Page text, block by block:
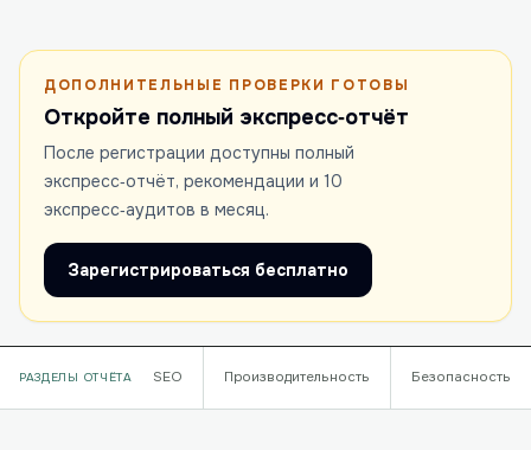
ДОПОЛНИТЕЛЬНЫЕ ПРОВЕРКИ ГОТОВЫ
Откройте полный экспресс‑отчёт
После регистрации доступны полный
экспресс‑отчёт, рекомендации и 10
экспресс‑аудитов в месяц.
Зарегистрироваться бесплатно
РАЗДЕЛЫ ОТЧЁТА SEO Производительность Безопасность